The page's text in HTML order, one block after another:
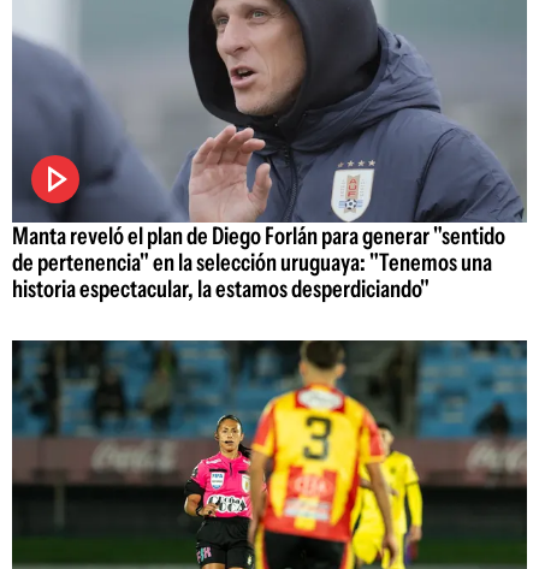
Manta reveló el plan de Diego Forlán para generar "sentido
de pertenencia" en la selección uruguaya: "Tenemos una
historia espectacular, la estamos desperdiciando"